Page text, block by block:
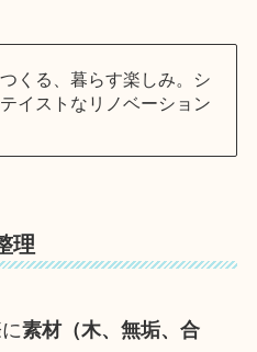
くる、暮らす楽しみ。シ
イストなリノベーション
理
素材（木、無垢、合